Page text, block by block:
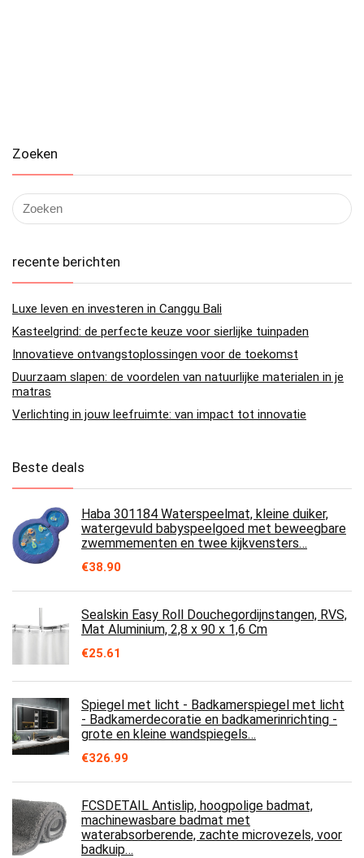
Zoeken
recente berichten
Luxe leven en investeren in Canggu Bali
Kasteelgrind: de perfecte keuze voor sierlijke tuinpaden
Innovatieve ontvangstoplossingen voor de toekomst
Duurzaam slapen: de voordelen van natuurlijke materialen in je
matras
Verlichting in jouw leefruimte: van impact tot innovatie
Beste deals
Haba 301184 Waterspeelmat, kleine duiker,
watergevuld babyspeelgoed met beweegbare
zwemmementen en twee kijkvensters…
€38.90
Sealskin Easy Roll Douchegordijnstangen, RVS,
Mat Aluminium, 2,8 x 90 x 1,6 Cm
€25.61
Spiegel met licht - Badkamerspiegel met licht
- Badkamerdecoratie en badkamerinrichting -
grote en kleine wandspiegels…
€326.99
FCSDETAIL Antislip, hoogpolige badmat,
machinewasbare badmat met
waterabsorberende, zachte microvezels, voor
badkuip…